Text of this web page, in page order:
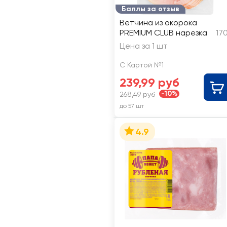
Баллы за отзыв
Ветчина из окорока
PREMIUM CLUB нарезка
Цена за 1 шт
С Картой №1
239,99 руб
268,49 руб -10%
до 57 шт
4.9